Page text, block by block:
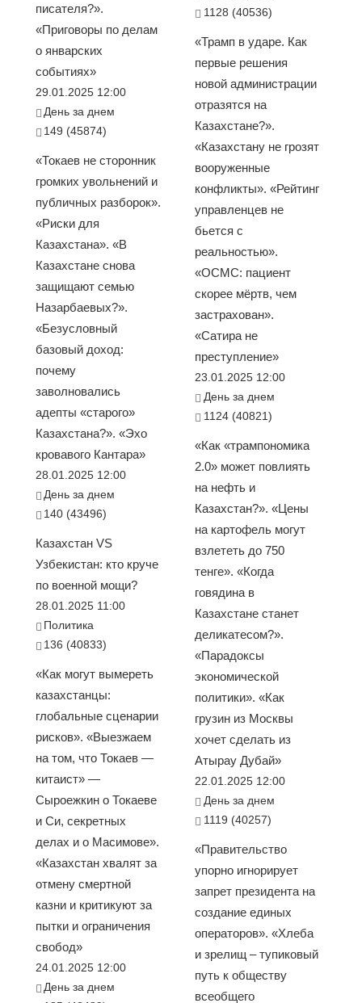
писателя?».
«Приговоры по делам
о январских
событиях»
29.01.2025 12:00
День за днем
149 (45874)
«Токаев не сторонник
громких увольнений и
публичных разборок».
«Риски для
Казахстана». «В
Казахстане снова
защищают семью
Назарбаевых?».
«Безусловный
базовый доход:
почему
заволновались
адепты «старого»
Казахстана?». «Эхо
кровавого Кантара»
28.01.2025 12:00
День за днем
140 (43496)
Казахстан VS
Узбекистан: кто круче
по военной мощи?
28.01.2025 11:00
Политика
136 (40833)
«Как могут вымереть
казахстанцы:
глобальные сценарии
рисков». «Выезжаем
на том, что Токаев —
китаист» —
Сыроежкин о Токаеве
и Си, секретных
делах и о Масимове».
«Казахстан хвалят за
отмену смертной
казни и критикуют за
пытки и ограничения
свобод»
24.01.2025 12:00
День за днем
1128 (40536)
«Трамп в ударе. Как
первые решения
новой администрации
отразятся на
Казахстане?».
«Казахстану не грозят
вооруженные
конфликты». «Рейтинг
управленцев не
бьется с
реальностью».
«ОСМС: пациент
скорее мёртв, чем
застрахован».
«Сатира не
преступление»
23.01.2025 12:00
День за днем
1124 (40821)
«Как «трампономика
2.0» может повлиять
на нефть и
Казахстан?». «Цены
на картофель могут
взлететь до 750
тенге». «Когда
говядина в
Казахстане станет
деликатесом?».
«Парадоксы
экономической
политики». «Как
грузин из Москвы
хочет сделать из
Атырау Дубай»
22.01.2025 12:00
День за днем
1119 (40257)
«Правительство
упорно игнорирует
запрет президента на
создание единых
операторов». «Хлеба
и зрелищ – тупиковый
путь к обществу
всеобщего